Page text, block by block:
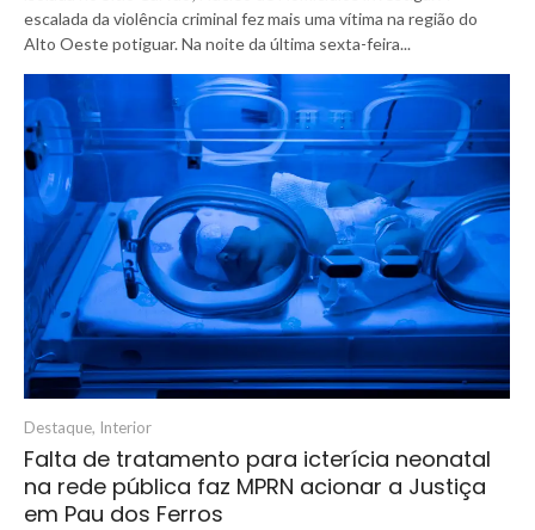
escalada da violência criminal fez mais uma vítima na região do
Alto Oeste potiguar. Na noite da última sexta-feira...
Destaque, Interior
Falta de tratamento para icterícia neonatal
na rede pública faz MPRN acionar a Justiça
em Pau dos Ferros